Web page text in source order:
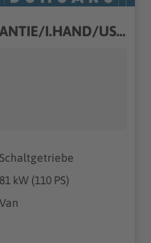
Dacia Jogger Essential//GARANTIE/I.HAND/USB/KLIMA//
Schaltgetriebe
81 kW (110 PS)
Van